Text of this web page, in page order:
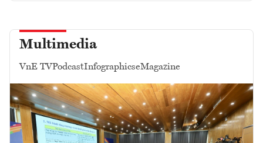
Multimedia
VnE TVPodcastInfographicseMagazine